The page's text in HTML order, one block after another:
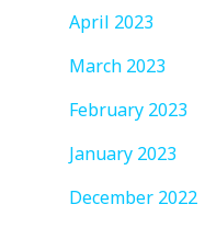
April 2023
March 2023
February 2023
January 2023
December 2022